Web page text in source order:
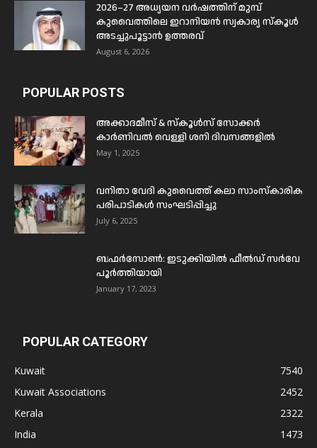
2026–27 അധ്യയന വർഷത്തിന് മുമ്പ്
കുവൈത്തിലെ ഇറാനിയൻ സ്വകാര്യ സ്കൂൾ
അടച്ചുപൂട്ടാൻ ഉത്തരവ്
August 6, 2026
POPULAR POSTS
അക്കാദമീസ് & സ്കൂൾസ് സോക്കർ
കാർണിവൽ വെള്ളി ശനി ദിവസങ്ങളിൽ
May 1, 2025
വനിതാ വേദി കുവൈത്ത് കലാ സാംസ്കാരിക
പരിപാടികൾ സംഘടിപ്പിച്ചു
July 6, 2025
ബഫര്‍സോണ്‍: ഇടുക്കിയില്‍ ഫീല്‍ഡ് സര്‍വേ
പൂര്‍ത്തിയായി
January 17, 2023
POPULAR CATEGORY
Kuwait
7540
Kuwait Associations
2452
Kerala
2322
India
1473